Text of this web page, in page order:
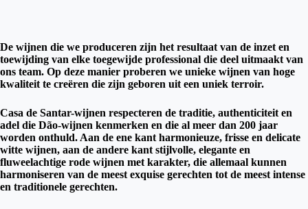
De wijnen die we produceren zijn het resultaat van de inzet en
toewijding van elke toegewijde professional die deel uitmaakt van
ons team. Op deze manier proberen we unieke wijnen van hoge
kwaliteit te creëren die zijn geboren uit een uniek terroir.
Casa de Santar-wijnen respecteren de traditie, authenticiteit en
adel die Dão-wijnen kenmerken en die al meer dan 200 jaar
worden onthuld. Aan de ene kant harmonieuze, frisse en delicate
witte wijnen, aan de andere kant stijlvolle, elegante en
fluweelachtige rode wijnen met karakter, die allemaal kunnen
harmoniseren van de meest exquise gerechten tot de meest intense
en traditionele gerechten.